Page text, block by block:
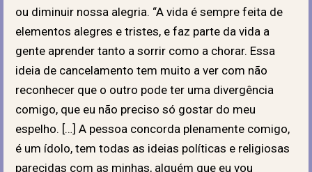
ou diminuir nossa alegria. “A vida é sempre feita de
elementos alegres e tristes, e faz parte da vida a
gente aprender tanto a sorrir como a chorar. Essa
ideia de cancelamento tem muito a ver com não
reconhecer que o outro pode ter uma divergência
comigo, que eu não preciso só gostar do meu
espelho. […] A pessoa concorda plenamente comigo,
é um ídolo, tem todas as ideias políticas e religiosas
parecidas com as minhas, alguém que eu vou